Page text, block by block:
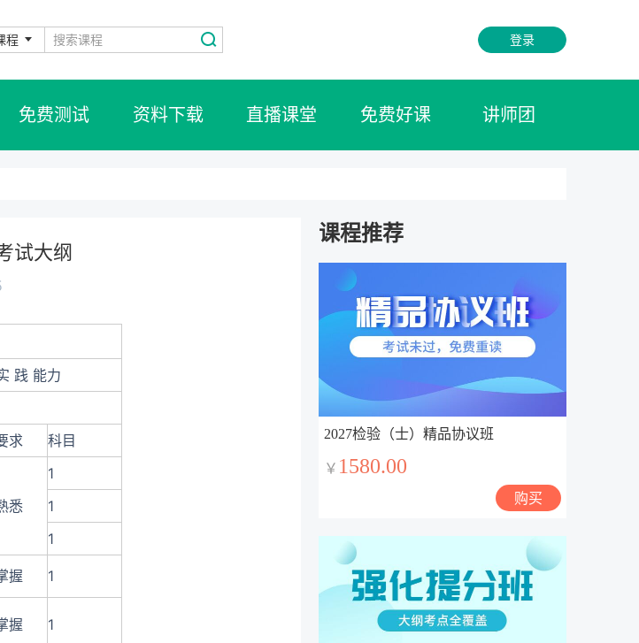
程 登录
免费测试 资料下载 直播课堂 免费好课 讲师团
试大纲
践 能力
求 科目
悉
1
1
1
握 1
握 1
课程推荐
2027检验（士）精品协议班
￥ 1580.00
购买